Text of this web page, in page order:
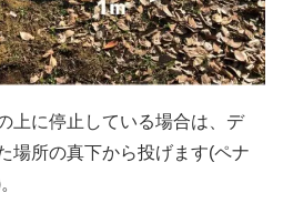
上に停止している場合は、デ
場所の真下から投げます(ペナ